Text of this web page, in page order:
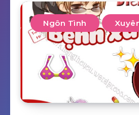
Ngôn Tình